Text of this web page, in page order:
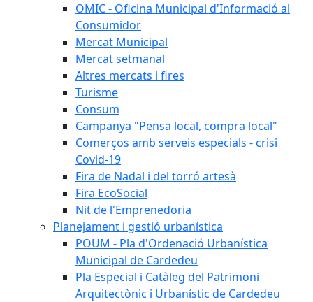
OMIC - Oficina Municipal d'Informació al
Consumidor
Mercat Municipal
Mercat setmanal
Altres mercats i fires
Turisme
Consum
Campanya "Pensa local, compra local"
Comerços amb serveis especials - crisi
Covid-19
Fira de Nadal i del torró artesà
Fira EcoSocial
Nit de l'Emprenedoria
Planejament i gestió urbanística
POUM - Pla d'Ordenació Urbanística
Municipal de Cardedeu
Pla Especial i Catàleg del Patrimoni
Arquitectònic i Urbanístic de Cardedeu